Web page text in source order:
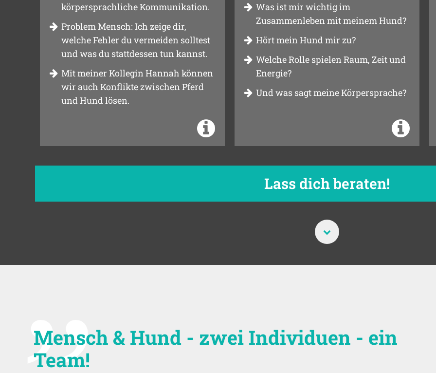
körpersprachliche Kommunikation.
Problem Mensch: Ich zeige dir,
welche Fehler du vermeiden solltest
und was du stattdessen tun kannst.
Mit meiner Kollegin Hannah können
wir auch Konflikte zwischen Pferd
und Hund lösen.
Was ist mir wichtig im
Zusammenleben mit meinem Hund?
Hört mein Hund mir zu?
Welche Rolle spielen Raum, Zeit und
Energie?
Und was sagt meine Körpersprache?
Lass dich beraten!
Mensch & Hund - zwei Individuen - ein
Team!